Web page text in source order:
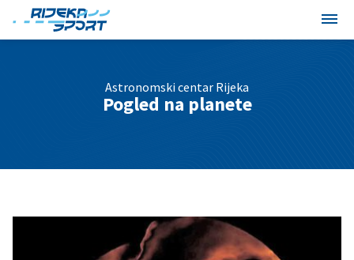
Astronomski centar Rijeka
Pogled na planete